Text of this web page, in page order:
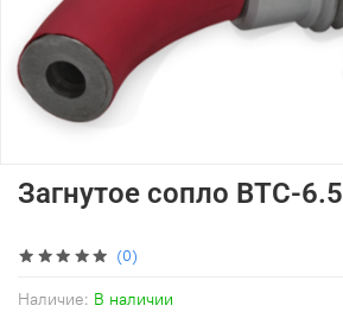
(0)
Наличие: В наличии
Загнутое сопло BTC-6.5